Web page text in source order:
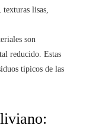
lisas,
son
reducido. Estas
típicos de las